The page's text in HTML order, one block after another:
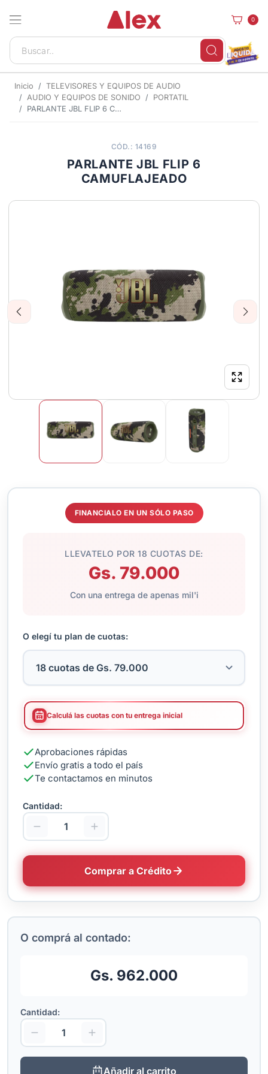
0
Inicio
TELEVISORES Y EQUIPOS DE AUDIO
AUDIO Y EQUIPOS DE SONIDO
PORTATIL
PARLANTE JBL FLIP 6 CAMUFLAJEADO
CÓD.: 14169
PARLANTE JBL FLIP 6
CAMUFLAJEADO
Previous Next
FINANCIALO EN UN SÓLO PASO
LLEVATELO POR 18 CUOTAS DE:
Gs. 79.000
Con una entrega de apenas mil'i
O elegí tu plan de cuotas:
Calculá las cuotas con tu entrega inicial
Aprobaciones rápidas
Envío gratis a todo el país
Te contactamos en minutos
Cantidad:
Comprar a Crédito
O comprá al contado:
Gs. 962.000
Cantidad:
Añadir al carrito